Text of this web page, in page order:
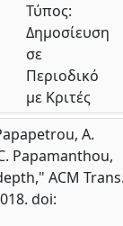
Τύπος:
Δημοσίευση
σε
Περιοδικό
με Κριτές
A.
Papamanthou,
ACM
doi: